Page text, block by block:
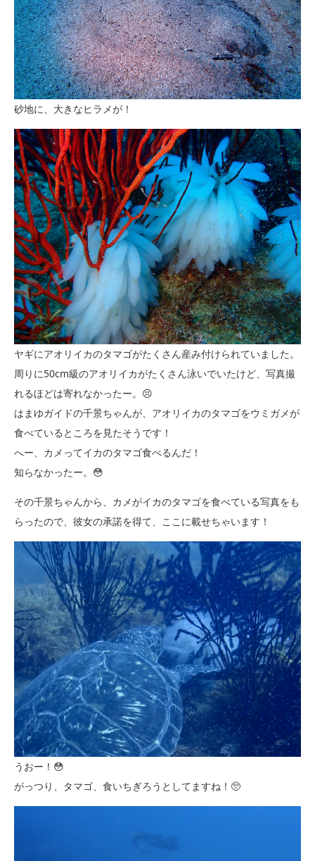
砂地に、大きなヒラメが！
ヤギにアオリイカのタマゴがたくさん産み付けられていました。
周りに50cm級のアオリイカがたくさん泳いでいたけど、写真撮
れるほどは寄れなかったー。😣
はまゆガイドの千景ちゃんが、アオリイカのタマゴをウミガメが
食べているところを見たそうです！
へー、カメってイカのタマゴ食べるんだ！
知らなかったー。😳
その千景ちゃんから、カメがイカのタマゴを食べている写真をも
らったので、彼女の承諾を得て、ここに載せちゃいます！
うおー！😳
がっつり、タマゴ、食いちぎろうとしてますね！🥺